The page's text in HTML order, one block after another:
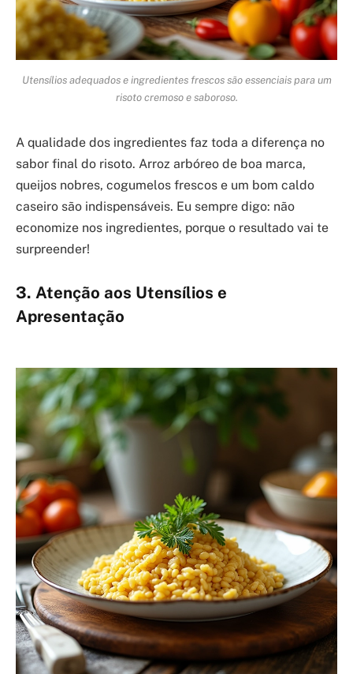
Utensílios adequados e ingredientes frescos são essenciais para um
risoto cremoso e saboroso.
A qualidade dos ingredientes faz toda a diferença no
sabor final do risoto. Arroz arbóreo de boa marca,
queijos nobres, cogumelos frescos e um bom caldo
caseiro são indispensáveis. Eu sempre digo: não
economize nos ingredientes, porque o resultado vai te
surpreender!
3. Atenção aos Utensílios e
Apresentação